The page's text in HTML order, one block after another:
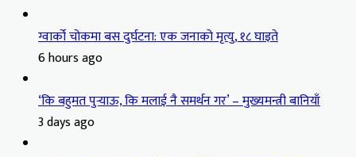
ग्वार्को चोकमा बस दुर्घटना: एक जनाको मृत्यु, १८ घाइते
6 hours ago
‘कि बहुमत पुर्‍याऊ, कि मलाई नै समर्थन गर’ – मुख्यमन्त्री बानियाँ
3 days ago